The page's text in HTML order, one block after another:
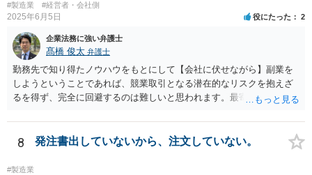
す場合の検索ワードとしては、「会社法 弁護士」「企業法務 弁護
士」などが考えられます。非上場株式の評価や株主間紛争は企業法務
分野に含まれることが多いため、企業法務や会社法を取り扱っている
弁護士を探すのが一般的でしょう。
#製造業 #経営者・会社側
2025年6月5日 役にたった 2
企業法務に強い弁護士
髙橋 俊太 弁護士
勤務先で知り得たノウハウをもとにして【会社に伏せながら】副業を
しようということであれば、競業取引となる潜在的なリスクを抱えざ
るを得ず、完全に回避するのは難しいと思われます。最寄りの弁護士
たします。
8 発注書出していないから、注文していない。
#製造業